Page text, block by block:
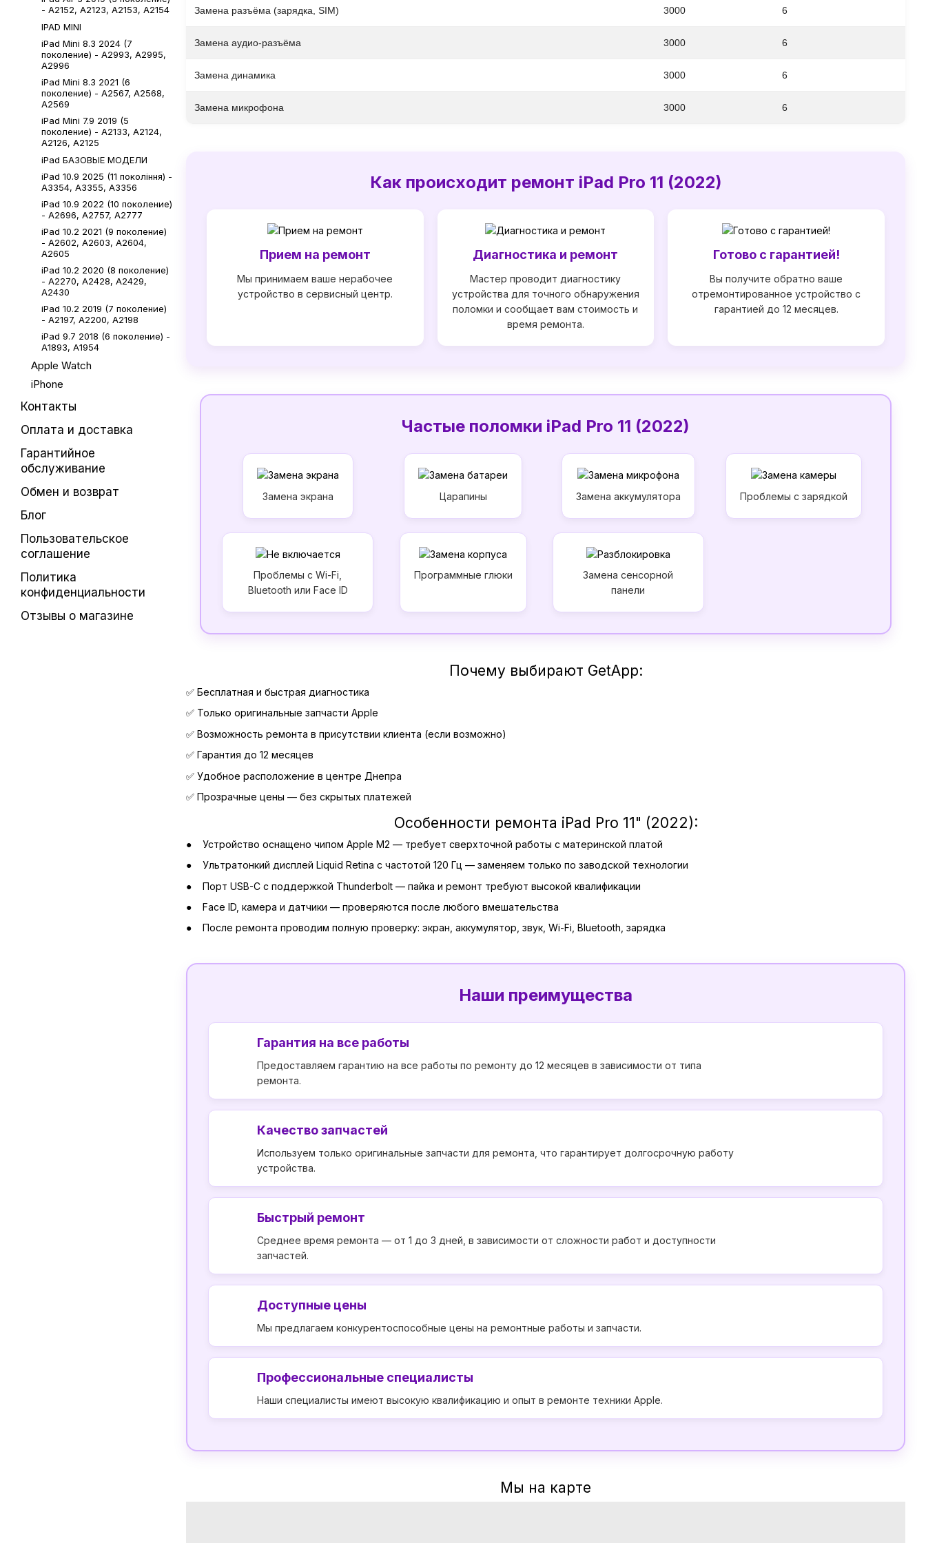
Замена разъёма (зарядка, SIM) 3000 6
Замена аудио-разъёма 3000 6
Замена динамика 3000 6
Замена микрофона 3000 6
Как происходит ремонт iPad Pro 11 (2022)
Прием на ремонт
Мы принимаем ваше нерабочее
устройство в сервисный центр.
Диагностика и ремонт
Мастер проводит диагностику
устройства для точного обнаружения
поломки и сообщает вам стоимость и
время ремонта.
Готово с гарантией!
Вы получите обратно ваше
отремонтированное устройство с
гарантией до 12 месяцев.
Частые поломки iPad Pro 11 (2022)
Замена экрана Царапины Замена аккумулятора Проблемы с зарядкой
Проблемы с Wi-Fi,
Bluetooth или Face ID
Программные глюки
Замена сенсорной
панели
Почему выбирают GetApp:
✅ Бесплатная и быстрая диагностика
✅ Только оригинальные запчасти Apple
✅ Возможность ремонта в присутствии клиента (если возможно)
✅ Гарантия до 12 месяцев
✅ Удобное расположение в центре Днепра
✅ Прозрачные цены — без скрытых платежей
Особенности ремонта iPad Pro 11" (2022):
Устройство оснащено чипом Apple M2 — требует сверхточной работы с материнской платой
Ультратонкий дисплей Liquid Retina с частотой 120 Гц — заменяем только по заводской технологии
Порт USB-C с поддержкой Thunderbolt — пайка и ремонт требуют высокой квалификации
Face ID, камера и датчики — проверяются после любого вмешательства
После ремонта проводим полную проверку: экран, аккумулятор, звук, Wi-Fi, Bluetooth, зарядка
Наши преимущества
Гарантия на все работы
Предоставляем гарантию на все работы по ремонту до 12 месяцев в зависимости от типа
ремонта.
Качество запчастей
Используем только оригинальные запчасти для ремонта, что гарантирует долгосрочную работу
устройства.
Быстрый ремонт
Среднее время ремонта — от 1 до 3 дней, в зависимости от сложности работ и доступности
запчастей.
Доступные цены
Мы предлагаем конкурентоспособные цены на ремонтные работы и запчасти.
Профессиональные специалисты
Наши специалисты имеют высокую квалификацию и опыт в ремонте техники Apple.
Мы на карте
- A2152, A2123, A2153, A2154
IPAD MINI
iPad Mini 8.3 2024 (7
поколение) - А2993, А2995,
А2996
iPad Mini 8.3 2021 (6
поколение) - А2567, А2568,
А2569
iPad Mini 7.9 2019 (5
поколение) - A2133, A2124,
A2126, A2125
iPad БАЗОВЫЕ МОДЕЛИ
iPad 10.9 2025 (11 покоління) -
A3354, A3355, A3356
iPad 10.9 2022 (10 поколение)
- A2696, A2757, A2777
iPad 10.2 2021 (9 поколение)
- A2602, A2603, A2604,
A2605
iPad 10.2 2020 (8 поколение)
- A2270, A2428, A2429,
A2430
iPad 10.2 2019 (7 поколение)
- A2197, A2200, A2198
iPad 9.7 2018 (6 поколение) -
A1893, A1954
Apple Watch
iPhone
Контакты
Оплата и доставка
Гарантийное
обслуживание
Обмен и возврат
Блог
Пользовательское
соглашение
Политика
конфиденциальности
Отзывы о магазине